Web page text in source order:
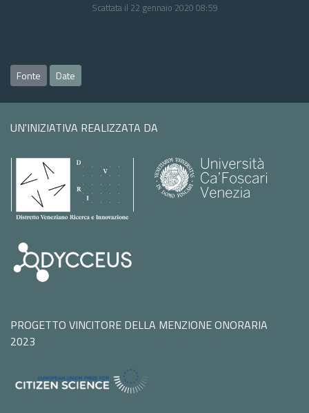
Scattata il 22 gennaio 2020 08:59
Fonte Date
UN'INIZIATIVA REALIZZATA DA
PROGETTO VINCITORE DELLA MENZIONE ONORARIA
2023